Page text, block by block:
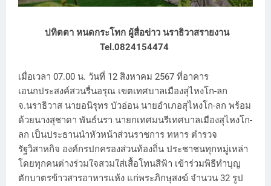
ปทิตตา หนดกระโทก ผู้สื่อข่าว นราธิวาสรายงาน
Tel.0824154474
เมื่อเวลา 07.00 น. วันที่ 12 สิงหาคม 2567 ที่อาคาร
เอนกประสงค์สวนรื่นอรุณ เขตเทศบาลเมืองสุไหงโก-ลก
จ.นราธิวาส นายอนิรุทร บัวอ่อน นายอำเภอสุไหงโก-ลก พร้อม
ด้วยนางสุชาดา พันธ์นรา นายกเทศมนรีเทศบาลเมืองสุไหงโก-
ลก เป็นประธานนำหัวหน้าส่วนราชการ ทหาร ตำรวจ
รัฐวิสาหกิจ องค์กรปกครองส่วนท้องถิ่น ประชาชนทุกหมู่เหล่า
โดยทุกคนต่างร่วมใจสวมใส่เสื้อโทนสีฟ้า เข้าร่วมพิธีทำบุญ
ตักบาตรข้าวสารอาหารแห้ง แก่พระภิกษุสงฆ์ จำนวน 32 รูป